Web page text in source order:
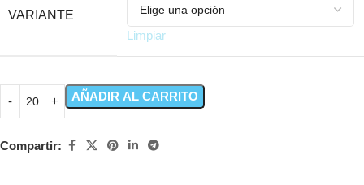
VARIANTE
Limpiar
AÑADIR AL CARRITO
Compartir: